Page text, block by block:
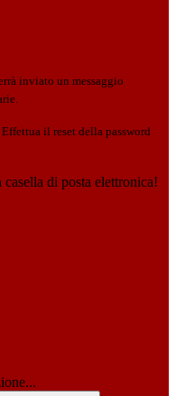
inviato un messaggio
il reset della password
di posta elettronica!